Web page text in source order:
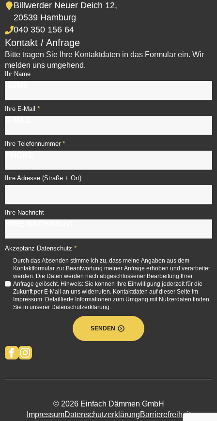
Billwerder Neuer Deich 12,
20539 Hamburg
040 350 156 64
Kontakt / Anfrage
Bitte tragen Sie Ihre Kontaktdaten in das Formular ein. Wir
melden uns umgehend.
Ihr Name
Ihre E-Mail *
Ihre Telefonnummer *
Ihre Adresse (Straße + Ort)
Ihre Nachricht
Akzeptanz Datenschutz *
Durch das Absenden stimme ich zu, dass meine Angaben aus dem
Kontaktformular zur Beantwortung meiner Anfrage erhoben und verarbeitet
werden. Die Daten werden nach abgeschlossener Bearbeitung Ihrer
Anfrage gelöscht. Hinweis: Sie können Ihre Einwilligung jederzeit für die
Zukunft per E-Mail an uns widerrufen. Kontaktdaten auf dieser Seite im
Impressum. Detaillierte Informationen zum Umgang mit Nutzerdaten finden
Sie in unserer Datenschutzerklärung.
SENDEN
© 2026 Einfach Dämmen GmbH
ImpressumDatenschutzerklärungBarrierefreiheit